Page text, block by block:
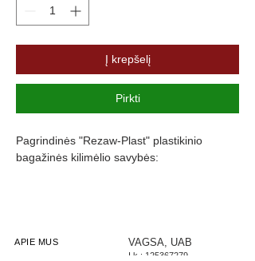
Į krepšelį
Pirkti
Pagrindinės "Rezaw-Plast" plastikinio
bagažinės kilimėlio savybės:
Pagamintas iš polietileno
Turi gofruotą paviršių
APIE MUS
VAGSA, UAB
Į.k.: 125367279